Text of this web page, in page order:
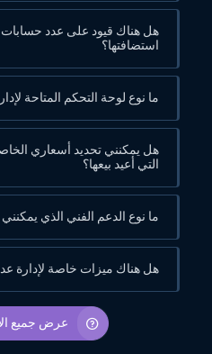
هل هناك قيود على عدد حسابات
استضافتها؟
ما نوع لوحة التحكم المتاحة
هل يمكنني تحديد أسعاري
التي أعيد بيعها؟
ما نوع الدعم الفني الذي
هل هناك ميزات خاصة لإدارة
عرض جميع